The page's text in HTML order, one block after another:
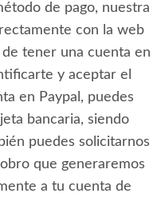
de pago, nuestra
con la web
de tener una cuenta en
y aceptar el
en Paypal, puedes
bancaria, siendo
puedes solicitarnos
que generaremos
a tu cuenta de